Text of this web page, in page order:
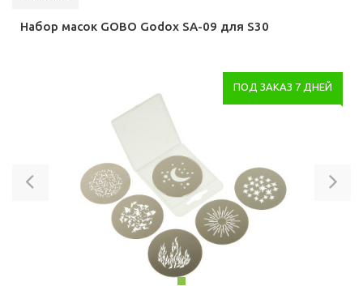
Набор масок GOBO Godox SA-09 для S30
ПОД ЗАКАЗ 7 ДНЕЙ
Previous